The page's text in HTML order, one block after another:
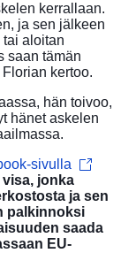
kerrallaan.
ja sen jälkeen
aloitan
saan tämän
kertoo.
hän toivoo,
hänet askelen
sivulla
jonka
ja sen
palkinnoksi
saada
EU-